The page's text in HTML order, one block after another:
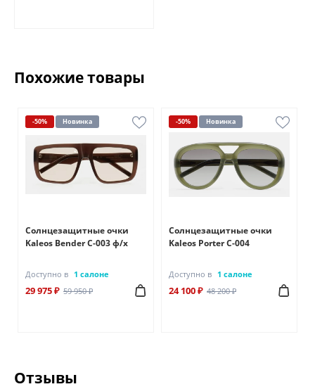
Похожие товары
-50% Новинка
Солнцезащитные очки
Kaleos Bender C-003 ф/х
Доступно в 1 салоне
29 975 ₽ 59 950 ₽
-50% Новинка
Солнцезащитные очки
Kaleos Porter C-004
Доступно в 1 салоне
24 100 ₽ 48 200 ₽
Отзывы